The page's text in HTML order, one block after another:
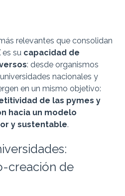
relevantes que consolidan
es su capacidad de
: desde organismos
nacionales y
en un mismo objetivo:
de las pymes y
hacia un modelo
y sustentable.
creación de